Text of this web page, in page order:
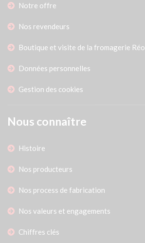
Notre offre
Nos revendeurs
Boutique et visite de la fromagerie Réo
Données personnelles
Gestion des cookies
Nous connaître
Histoire
Nos producteurs
Nos process de fabrication
Nos valeurs et engagements
Chiffres clés